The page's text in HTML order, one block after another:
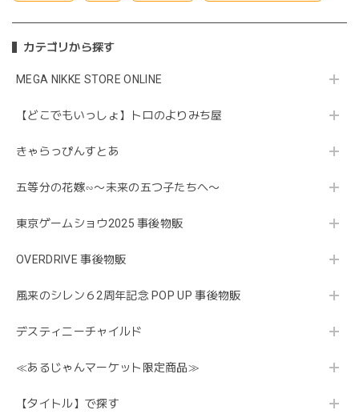
カテゴリから探す
MEGA NIKKE STORE ONLINE
【どこでもいっしょ】トロのよりみち屋
きゃらっぴんすとあ
五等分の花嫁∽〜未来の五つ子たちへ〜
東京ゲームショウ2025 事後物販
OVERDRIVE 事後物販
風来のシレン６2周年記念 POP UP 事後物販
デスティニーチャイルド
≪あるじゃんマーケット限定商品≫
【タイトル】で探す